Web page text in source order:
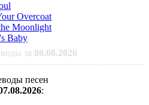
Overcoat
Moonlight
Baby
за 08.08.2026
песен
: